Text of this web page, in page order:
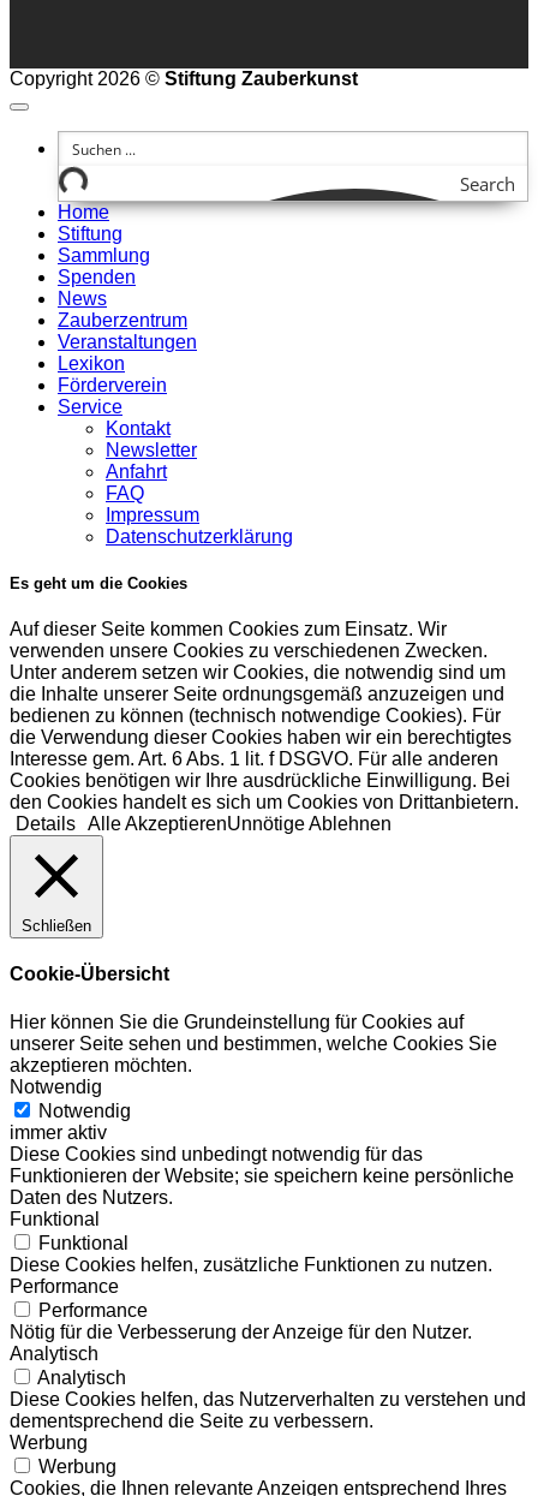
Copyright 2026 © Stiftung Zauberkunst
Search
Home
Stiftung
Sammlung
Spenden
News
Zauberzentrum
Veranstaltungen
Lexikon
Förderverein
Service
Kontakt
Newsletter
Anfahrt
FAQ
Impressum
Datenschutzerklärung
Es geht um die Cookies
Auf dieser Seite kommen Cookies zum Einsatz. Wir
verwenden unsere Cookies zu verschiedenen Zwecken.
Unter anderem setzen wir Cookies, die notwendig sind um
die Inhalte unserer Seite ordnungsgemäß anzuzeigen und
bedienen zu können (technisch notwendige Cookies). Für
die Verwendung dieser Cookies haben wir ein berechtigtes
Interesse gem. Art. 6 Abs. 1 lit. f DSGVO. Für alle anderen
Cookies benötigen wir Ihre ausdrückliche Einwilligung. Bei
den Cookies handelt es sich um Cookies von Drittanbietern.
Details Alle AkzeptierenUnnötige Ablehnen
Schließen
Cookie-Übersicht
Hier können Sie die Grundeinstellung für Cookies auf
unserer Seite sehen und bestimmen, welche Cookies Sie
akzeptieren möchten.
Notwendig
Notwendig
immer aktiv
Diese Cookies sind unbedingt notwendig für das
Funktionieren der Website; sie speichern keine persönliche
Daten des Nutzers.
Funktional
Funktional
Diese Cookies helfen, zusätzliche Funktionen zu nutzen.
Performance
Performance
Nötig für die Verbesserung der Anzeige für den Nutzer.
Analytisch
Analytisch
Diese Cookies helfen, das Nutzerverhalten zu verstehen und
dementsprechend die Seite zu verbessern.
Werbung
Werbung
Cookies, die Ihnen relevante Anzeigen entsprechend Ihres